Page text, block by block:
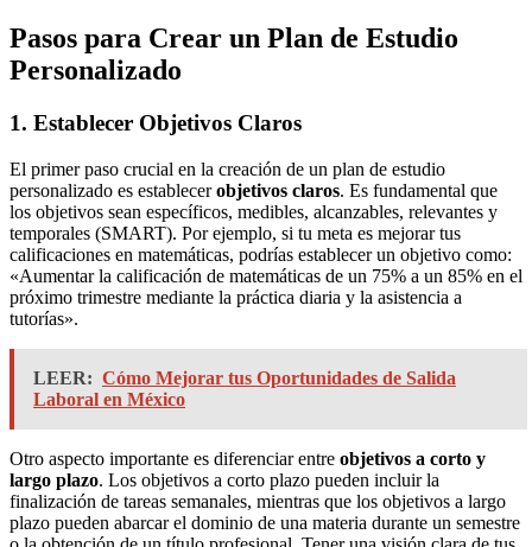
Pasos para Crear un Plan de Estudio
Personalizado
1. Establecer Objetivos Claros
El primer paso crucial en la creación de un plan de estudio
personalizado es establecerobjetivos claros. Es fundamental que
los objetivos sean específicos, medibles, alcanzables, relevantes y
temporales (SMART). Por ejemplo, si tu meta es mejorar tus
calificaciones en matemáticas, podrías establecer un objetivo como:
«Aumentar la calificación de matemáticas de un 75% a un 85% en el
próximo trimestre mediante la práctica diaria y la asistencia a
tutorías».
LEER: Cómo Mejorar tus Oportunidades de Salida
Laboral en México
Otro aspecto importante es diferenciar entre objetivos a corto y
largo plazo. Los objetivos a corto plazo pueden incluir la
finalización de tareas semanales, mientras que los objetivos a largo
plazo pueden abarcar el dominio de una materia durante un semestre